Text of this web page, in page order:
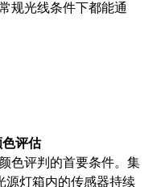
规光线条件下都能通
评估
色评判的首要条件。集
源灯箱内的传感器持续